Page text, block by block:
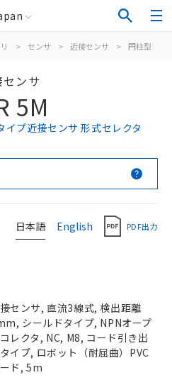
> センサ > 近接センサ > 円柱型
ンサ
5M
プ近接センサ 形式セレクタ
日本語 English PDF出力
センサ, 直流3線式, 検出距離
シールドタイプ, NPNオープ
レクタ, NC, M8, コード引き出
イプ, ロボット（耐屈曲）PVC
ド, 5m